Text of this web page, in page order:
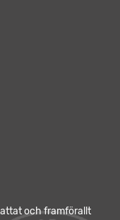
och framförallt